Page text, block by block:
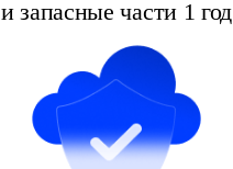
и запасные части 1 год